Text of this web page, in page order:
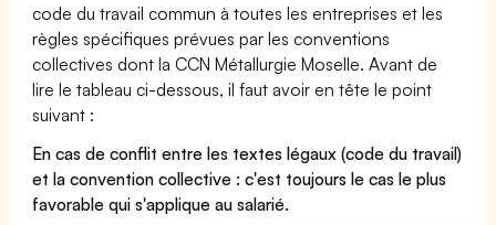
code du travail commun à toutes les entreprises et les
règles spécifiques prévues par les conventions
collectives dont la CCN Métallurgie Moselle. Avant de
lire le tableau ci-dessous, il faut avoir en tête le point
suivant :
En cas de conflit entre les textes légaux (code du travail)
et la convention collective : c'est toujours le cas le plus
favorable qui s'applique au salarié.